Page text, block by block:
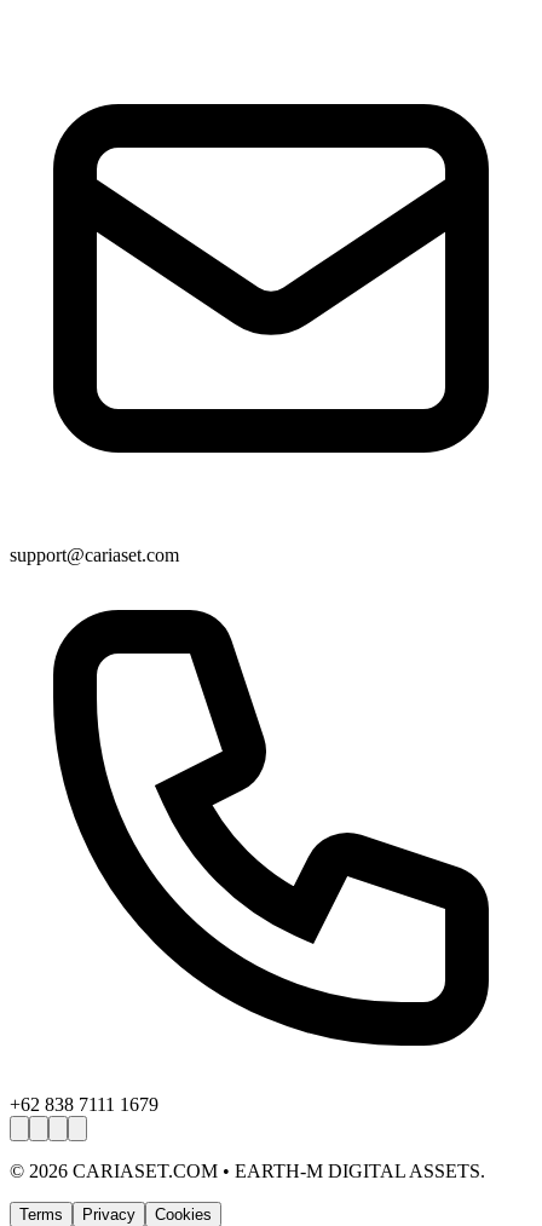
support@cariaset.com
+62 838 7111 1679
© 2026 CARIASET.COM • EARTH-M DIGITAL ASSETS.
Terms Privacy Cookies